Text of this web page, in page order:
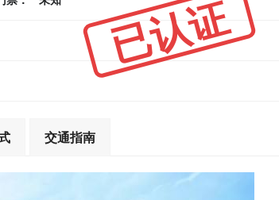
已认证
交通指南